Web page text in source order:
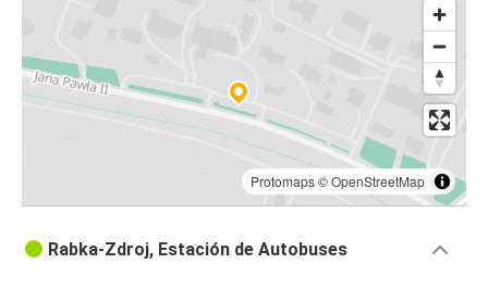
Rabka-Zdrój
Protomaps©OpenStreetMap
Rabka-Zdroj, Estación de Autobuses